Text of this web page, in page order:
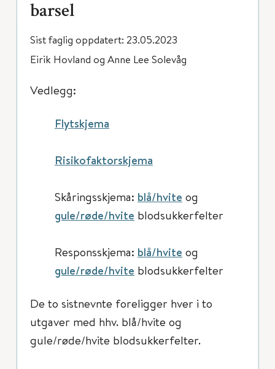
barsel
Sist faglig oppdatert: 23.05.2023
Eirik Hovland og Anne Lee Solevåg
Vedlegg:
Flytskjema
Risikofaktorskjema
Skåringsskjema: blå/hvite og
gule/røde/hvite blodsukkerfelter
Responsskjema: blå/hvite og
gule/røde/hvite blodsukkerfelter
De to sistnevnte foreligger hver i to
utgaver med hhv. blå/hvite og
gule/røde/hvite blodsukkerfelter.